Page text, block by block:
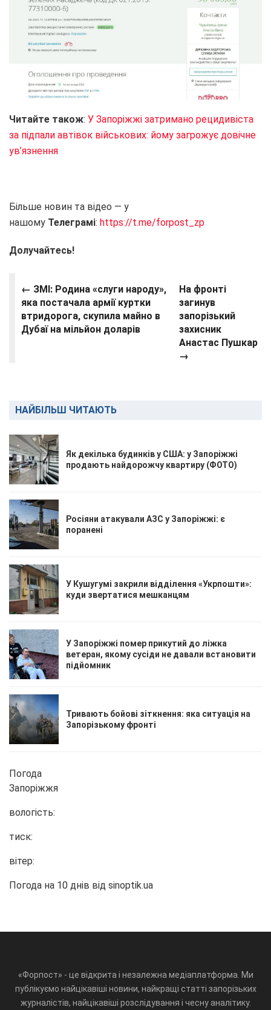
Читайте також: У Запоріжжі затримано рецидивіста
за підпали автівок військових: йому загрожує довічне
ув’язнення
Більше новин та відео — у
нашому Телеграмі: https://t.me/forpost_zp
Долучайтесь!
← ЗМІ: Родина «слуги народу»,
яка постачала армії куртки
втридорога, скупила майно в
Дубаї на мільйон доларів
На фронті
загинув
запорізький
захисник
Анастас Пушкар
→
НАЙБІЛЬШ ЧИТАЮТЬ
Як декілька будинків у США: у Запоріжжі
продають найдорожчу квартиру (ФОТО)
Росіяни атакували АЗС у Запоріжжі: є
поранені
У Кушугумі закрили відділення «Укрпошти»:
куди звертатися мешканцям
У Запоріжжі помер прикутий до ліжка
ветеран, якому сусіди не давали встановити
підйомник
Тривають бойові зіткнення: яка ситуація на
Запорізькому фронті
Погода
Запоріжжя
вологість:
тиск:
вітер:
Погода на 10 днів від sinoptik.ua
«Форпост» - це відкрита і незалежна медіаплатформа. Ми
публікуємо найцікавіші новини, найкращі статті запорізьких
журналістів, найцікавіші розслідування і чесну аналітику.